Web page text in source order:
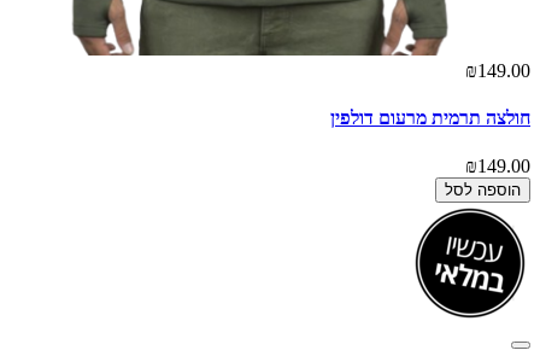
₪149.00
חולצה תרמית מרעום דולפין
₪149.00
הוספה לסל